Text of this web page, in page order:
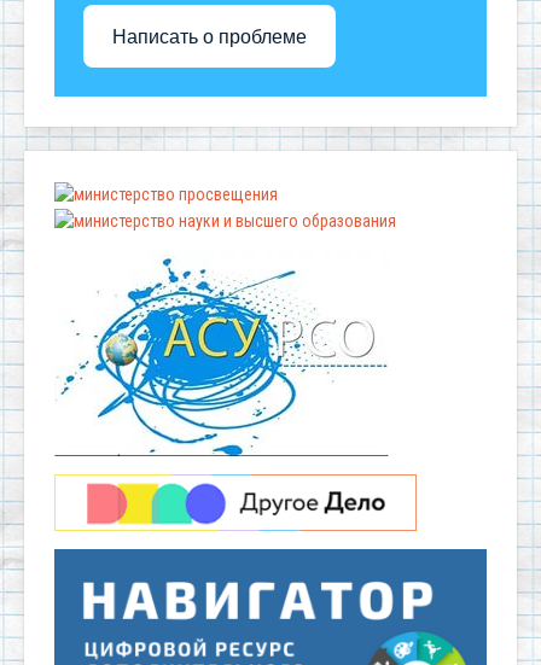
Написать о проблеме